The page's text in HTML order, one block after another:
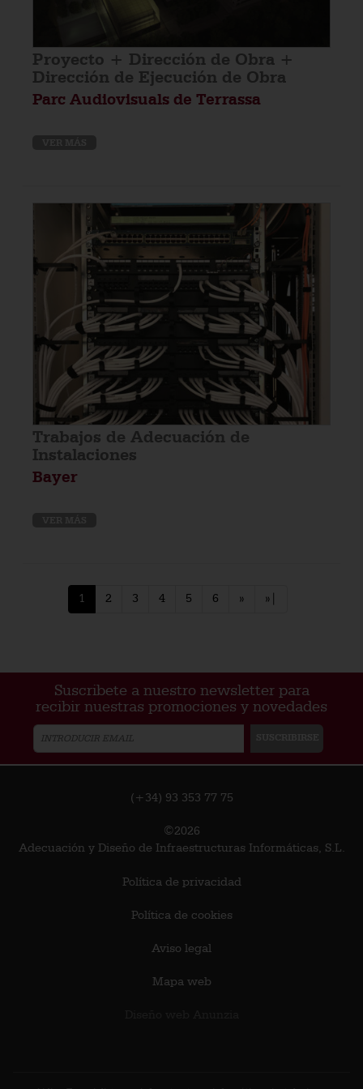
Proyecto + Dirección de Obra +
Dirección de Ejecución de Obra
Parc Audiovisuals de Terrassa
Trabajos de Adecuación de
Instalaciones
Bayer
1 2 3 4 5 6 » »|
Suscribete a nuestro newsletter para
recibir nuestras promociones y novedades
(+34) 93 353 77 75
©2026
Adecuación y Diseño de Infraestructuras Informáticas, S.L.
Política de privacidad
Política de cookies
Aviso legal
Mapa web